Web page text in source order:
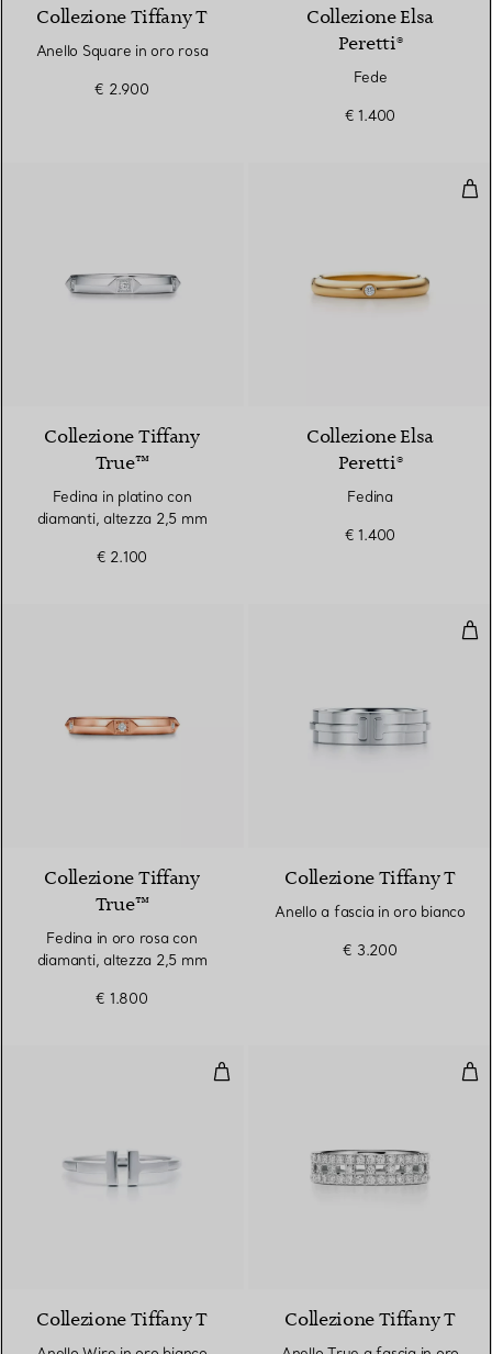
Collezione Tiffany T
Anello Square in oro rosa
€ 2.900
Collezione Elsa
Peretti®
Fede
€ 1.400
Collezione Tiffany
True™
Fedina in platino con
diamanti, altezza 2,5 mm
€ 2.100
Collezione Elsa
Peretti®
Fedina
€ 1.400
Collezione Tiffany
True™
Fedina in oro rosa con
diamanti, altezza 2,5 mm
€ 1.800
Collezione Tiffany T
Anello a fascia in oro bianco
€ 3.200
Anello Wire in oro bianco
Collezione Tiffany T Collezione Tiffany T